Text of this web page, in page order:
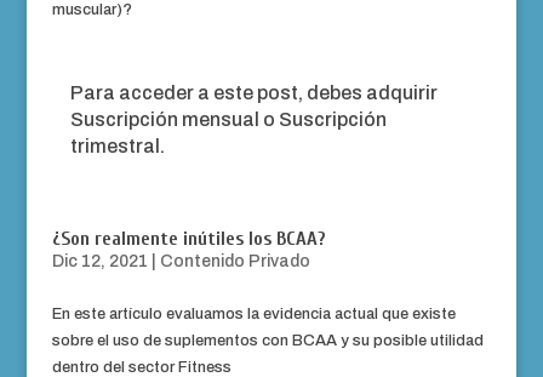
muscular)?
Para acceder a este post, debes adquirir
Suscripción mensual o Suscripción
trimestral .
¿Son realmente inútiles los BCAA?
Dic 12, 2021 Contenido Privado
En este artículo evaluamos la evidencia actual que existe
sobre el uso de suplementos con BCAA y su posible utilidad
dentro del sector Fitness